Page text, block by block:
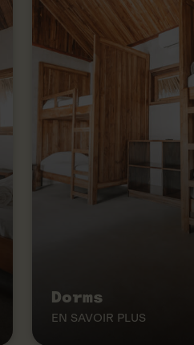
Dorms
EN SAVOIR PLUS